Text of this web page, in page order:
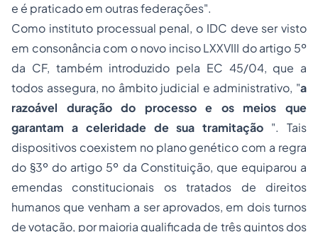
e é praticado em outras federações".
Como instituto processual penal, o IDC deve ser visto
em consonância com o novo inciso LXXVIII do artigo 5º
da CF, também introduzido pela EC 45/04, que a
todos assegura, no âmbito judicial e administrativo, "a
razoável duração do processo e os meios que
garantam a celeridade de sua tramitação ". Tais
dispositivos coexistem no plano genético com a regra
do §3º do artigo 5º da Constituição, que equiparou a
emendas constitucionais os tratados de direitos
humanos que venham a ser aprovados, em dois turnos
de votação, por maioria qualificada de três quintos dos